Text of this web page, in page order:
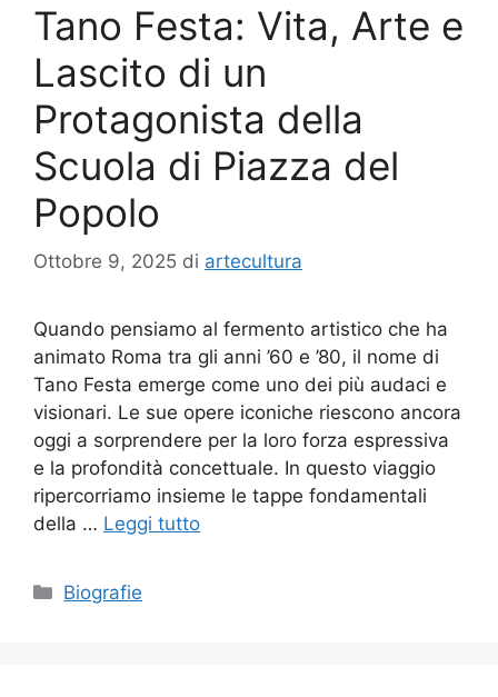
Tano Festa: Vita, Arte e
Lascito di un
Protagonista della
Scuola di Piazza del
Popolo
Ottobre 9, 2025 di artecultura
Quando pensiamo al fermento artistico che ha
animato Roma tra gli anni ’60 e ’80, il nome di
Tano Festa emerge come uno dei più audaci e
visionari. Le sue opere iconiche riescono ancora
oggi a sorprendere per la loro forza espressiva
e la profondità concettuale. In questo viaggio
ripercorriamo insieme le tappe fondamentali
della … Leggi tutto
Categorie
Biografie